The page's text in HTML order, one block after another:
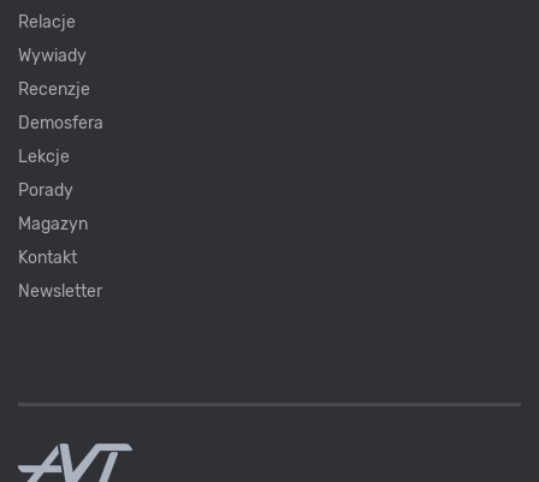
Relacje
Wywiady
Recenzje
Demosfera
Lekcje
Porady
Magazyn
Kontakt
Newsletter